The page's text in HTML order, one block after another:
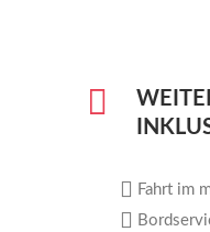
Fahrt im